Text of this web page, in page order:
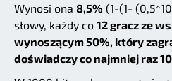
Wynosi ona 8,5% (1-(1-
słowy, każdy co 12 gracz ze
wynoszącym 50%, który
doświadczy co najmniej raz